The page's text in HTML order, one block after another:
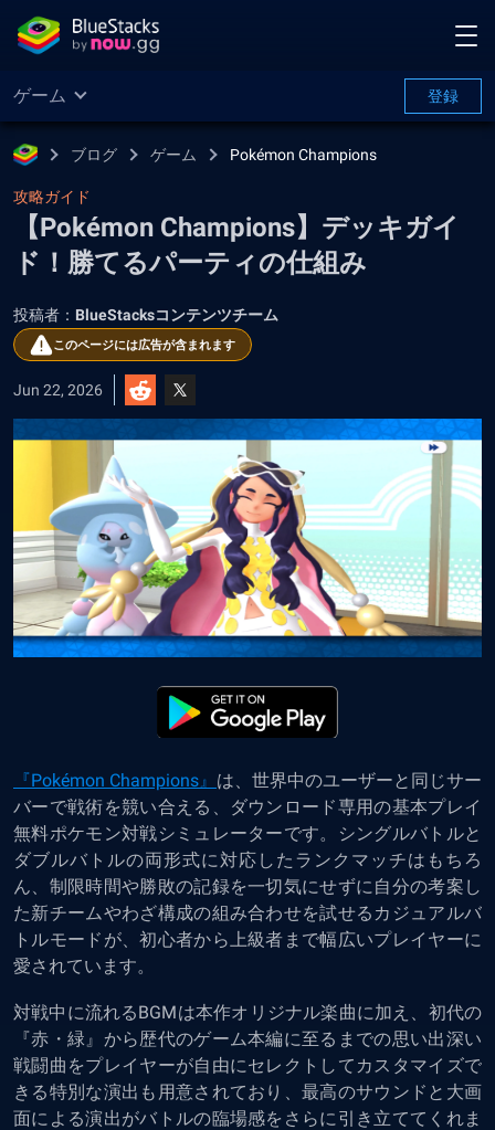
ゲーム 登録
ブログ ゲーム Pokémon Champions
攻略ガイド
【Pokémon Champions】デッキガイ
ド！勝てるパーティの仕組み
投稿者： BlueStacksコンテンツチーム
このページには広告が含まれます
Jun 22, 2026
『Pokémon Champions』 は、世界中のユーザーと同じサー
バーで戦術を競い合える、ダウンロード専用の基本プレイ
無料ポケモン対戦シミュレーターです。シングルバトルと
ダブルバトルの両形式に対応したランクマッチはもちろ
ん、制限時間や勝敗の記録を一切気にせずに自分の考案し
た新チームやわざ構成の組み合わせを試せるカジュアルバ
トルモードが、初心者から上級者まで幅広いプレイヤーに
愛されています。
対戦中に流れるBGMは本作オリジナル楽曲に加え、初代の
『赤・緑』から歴代のゲーム本編に至るまでの思い出深い
戦闘曲をプレイヤーが自由にセレクトしてカスタマイズで
きる特別な演出も用意されており、最高のサウンドと大画
面による演出がバトルの臨場感をさらに引き立ててくれま